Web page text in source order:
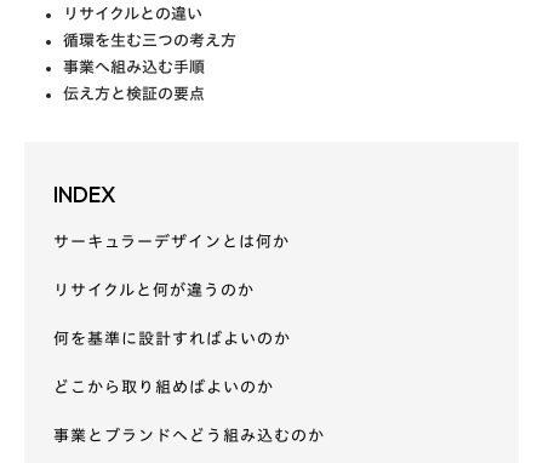
リサイクルとの違い
循環を生む三つの考え方
事業へ組み込む手順
伝え方と検証の要点
INDEX
サーキュラーデザインとは何か
リサイクルと何が違うのか
何を基準に設計すればよいのか
どこから取り組めばよいのか
事業とブランドへどう組み込むのか